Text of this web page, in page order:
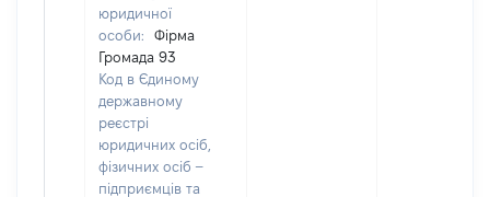
юридичної
особи:
Фірма
Громада 93
Код в Єдиному
державному
реєстрі
юридичних осіб,
фізичних осіб –
підприємців та